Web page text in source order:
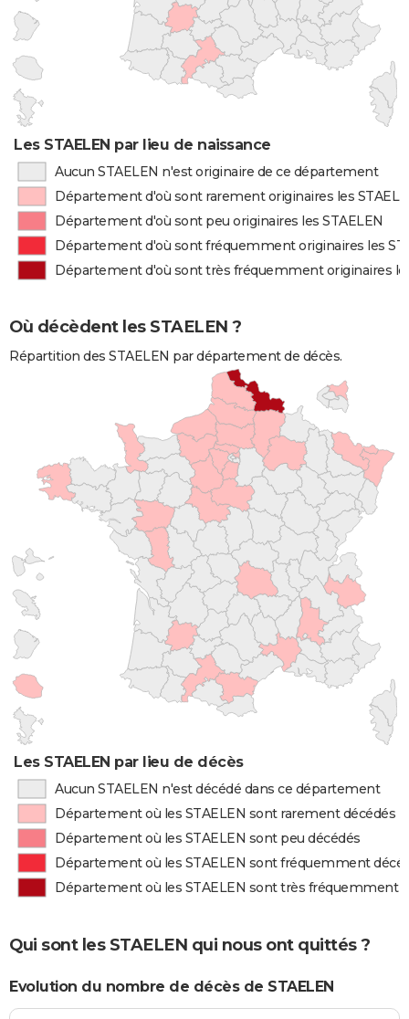
Les STAELEN par lieu de naissance
Aucun STAELEN n'est originaire de ce département
Département d'où sont rarement originaires les
Département d'où sont peu originaires les STAELEN
Département d'où sont fréquemment originaires les
Département d'où sont très fréquemment originaires
Où décèdent les STAELEN ?
Répartition des STAELEN par département de décès.
Les STAELEN par lieu de décès
Aucun STAELEN n'est décédé dans ce département
Département où les STAELEN sont rarement décédés
Département où les STAELEN sont peu décédés
Département où les STAELEN sont fréquemment
Département où les STAELEN sont très fréquemment
Qui sont les STAELEN qui nous ont quittés ?
Evolution du nombre de décès de STAELEN